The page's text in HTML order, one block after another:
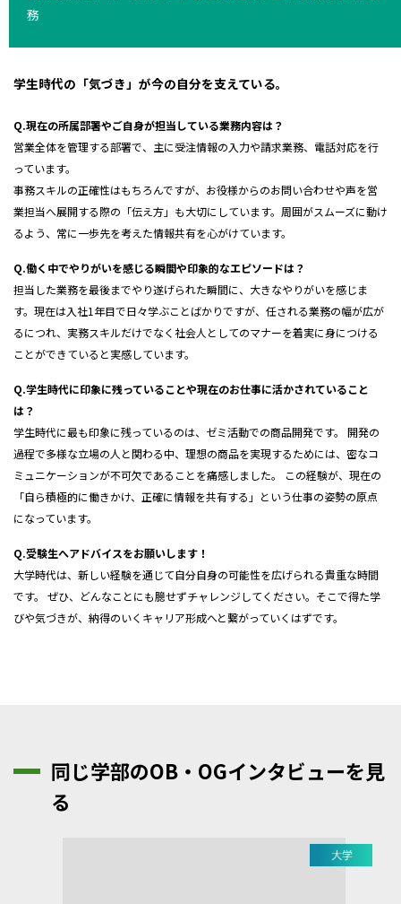
務
学生時代の「気づき」が今の自分を支えている。
Q.現在の所属部署やご自身が担当している業務内容は？
営業全体を管理する部署で、主に受注情報の入力や請求業務、電話対応を行
っています。
事務スキルの正確性はもちろんですが、お役様からのお問い合わせや声を営
業担当へ展開する際の「伝え方」も大切にしています。周囲がスムーズに動け
るよう、常に一歩先を考えた情報共有を心がけています。
Q.働く中でやりがいを感じる瞬間や印象的なエピソードは？
担当した業務を最後までやり遂げられた瞬間に、大きなやりがいを感じま
す。現在は入社1 年目で日々学ぶことばかりですが、任される業務の幅が広が
るにつれ、実務スキルだけでなく社会人としてのマナーを着実に身につける
ことができていると実感しています。
Q.学生時代に印象に残っていることや現在のお仕事に活かされていること
は？
学生時代に最も印象に残っているのは、ゼミ活動での商品開発です。 開発の
過程で多様な立場の人と関わる中、理想の商品を実現するためには、密なコ
ミュニケーションが不可欠であることを痛感しました。 この経験が、現在の
「自ら積極的に働きかけ、正確に情報を共有する」という仕事の姿勢の原点
になっています。
Q.受験生へアドバイスをお願いします！
大学時代は、新しい経験を通じて自分自身の可能性を広げられる貴重な時間
です。 ぜひ、どんなことにも臆せずチャレンジしてください。そこで得た学
びや気づきが、納得のいくキャリア形成へと繋がっていくはずです。
同じ学部のOB・OGインタビューを見
る